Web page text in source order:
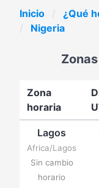
Inicio ¿Qué
Nigeria
Zona
horaria
Lagos
Africa/Lagos
Sin cambio
horario